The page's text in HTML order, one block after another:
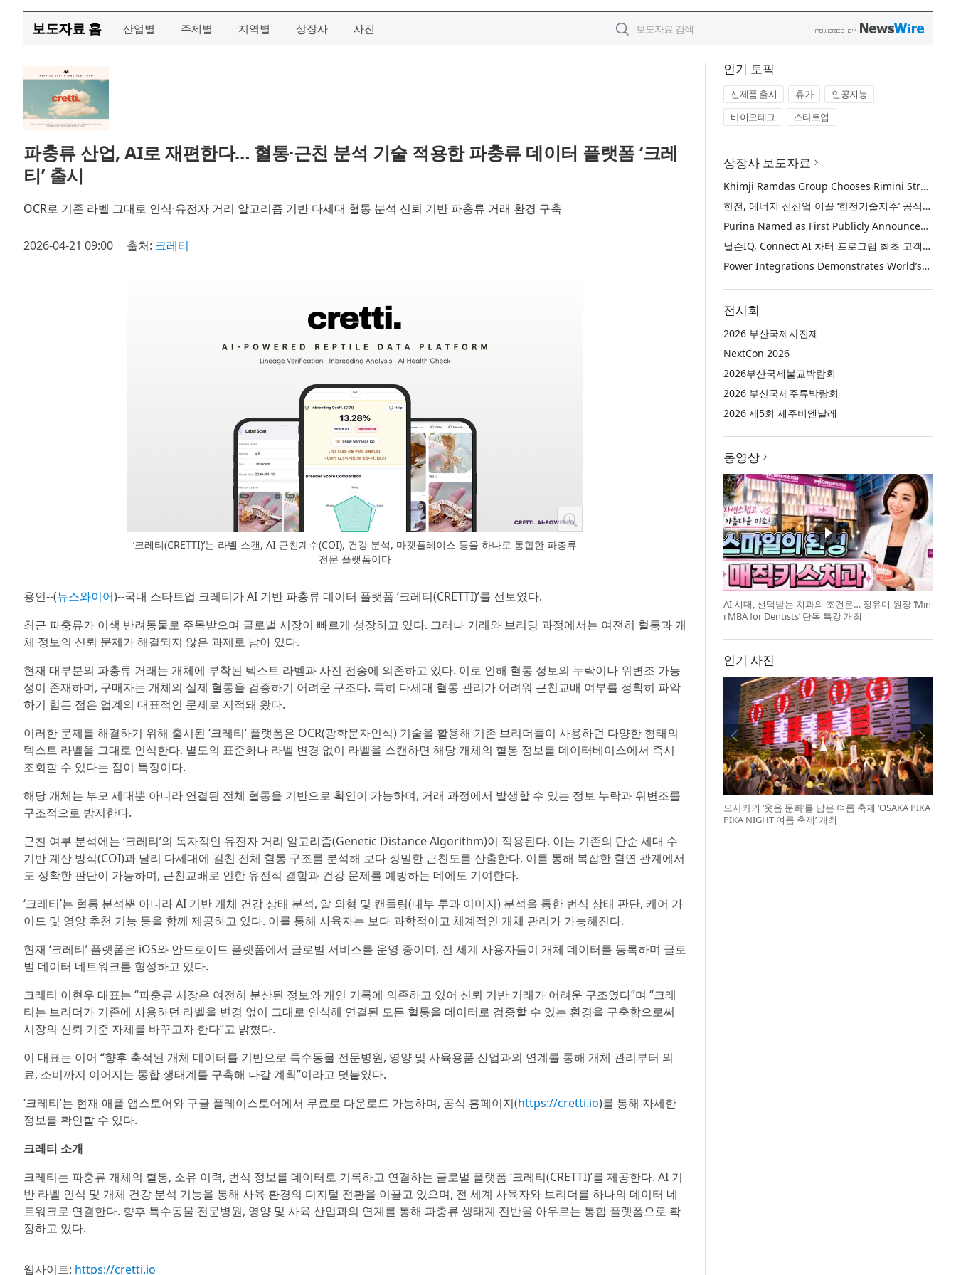
보도자료 홈 산업별 주제별 지역별 상장사 사진
파충류 산업, AI로 재편한다… 혈통·근친 분석 기술 적용한 파충류 데이터 플랫폼 ‘크레
티’ 출시
OCR로 기존 라벨 그대로 인식·유전자 거리 알고리즘 기반 다세대 혈통 분석 신뢰 기반 파충류 거래 환경 구축
2026-04-21 09:00 출처: 크레티
‘크레티(CRETTI)’는 라벨 스캔, AI 근친계수(COI), 건강 분석, 마켓플레이스 등을 하나로 통합한 파충류
전문 플랫폼이다
용인--(뉴스와이어)--국내 스타트업 크레티가 AI 기반 파충류 데이터 플랫폼 ‘크레티(CRETTI)’를 선보였다.
최근 파충류가 이색 반려동물로 주목받으며 글로벌 시장이 빠르게 성장하고 있다. 그러나 거래와 브리딩 과정에서는 여전히 혈통과 개
체 정보의 신뢰 문제가 해결되지 않은 과제로 남아 있다.
현재 대부분의 파충류 거래는 개체에 부착된 텍스트 라벨과 사진 전송에 의존하고 있다. 이로 인해 혈통 정보의 누락이나 위변조 가능
성이 존재하며, 구매자는 개체의 실제 혈통을 검증하기 어려운 구조다. 특히 다세대 혈통 관리가 어려워 근친교배 여부를 정확히 파악
하기 힘든 점은 업계의 대표적인 문제로 지적돼 왔다.
이러한 문제를 해결하기 위해 출시된 ‘크레티’ 플랫폼은 OCR(광학문자인식) 기술을 활용해 기존 브리더들이 사용하던 다양한 형태의
텍스트 라벨을 그대로 인식한다. 별도의 표준화나 라벨 변경 없이 라벨을 스캔하면 해당 개체의 혈통 정보를 데이터베이스에서 즉시
조회할 수 있다는 점이 특징이다.
해당 개체는 부모 세대뿐 아니라 연결된 전체 혈통을 기반으로 확인이 가능하며, 거래 과정에서 발생할 수 있는 정보 누락과 위변조를
구조적으로 방지한다.
근친 여부 분석에는 ‘크레티’의 독자적인 유전자 거리 알고리즘(Genetic Distance Algorithm)이 적용된다. 이는 기존의 단순 세대 수
기반 계산 방식(COI)과 달리 다세대에 걸친 전체 혈통 구조를 분석해 보다 정밀한 근친도를 산출한다. 이를 통해 복잡한 혈연 관계에서
도 정확한 판단이 가능하며, 근친교배로 인한 유전적 결함과 건강 문제를 예방하는 데에도 기여한다.
‘크레티’는 혈통 분석뿐 아니라 AI 기반 개체 건강 상태 분석, 알 외형 및 캔들링(내부 투과 이미지) 분석을 통한 번식 상태 판단, 케어 가
이드 및 영양 추천 기능 등을 함께 제공하고 있다. 이를 통해 사육자는 보다 과학적이고 체계적인 개체 관리가 가능해진다.
현재 ‘크레티’ 플랫폼은 iOS와 안드로이드 플랫폼에서 글로벌 서비스를 운영 중이며, 전 세계 사용자들이 개체 데이터를 등록하며 글로
벌 데이터 네트워크를 형성하고 있다.
크레티 이현우 대표는 “파충류 시장은 여전히 분산된 정보와 개인 기록에 의존하고 있어 신뢰 기반 거래가 어려운 구조였다”며 “크레
티는 브리더가 기존에 사용하던 라벨을 변경 없이 그대로 인식해 연결된 모든 혈통을 데이터로 검증할 수 있는 환경을 구축함으로써
시장의 신뢰 기준 자체를 바꾸고자 한다”고 밝혔다.
이 대표는 이어 “향후 축적된 개체 데이터를 기반으로 특수동물 전문병원, 영양 및 사육용품 산업과의 연계를 통해 개체 관리부터 의
료, 소비까지 이어지는 통합 생태계를 구축해 나갈 계획”이라고 덧붙였다.
‘크레티’는 현재 애플 앱스토어와 구글 플레이스토어에서 무료로 다운로드 가능하며, 공식 홈페이지(https://cretti.io)를 통해 자세한
정보를 확인할 수 있다.
크레티 소개
크레티는 파충류 개체의 혈통, 소유 이력, 번식 정보를 데이터로 기록하고 연결하는 글로벌 플랫폼 ‘크레티(CRETTI)’를 제공한다. AI 기
반 라벨 인식 및 개체 건강 분석 기능을 통해 사육 환경의 디지털 전환을 이끌고 있으며, 전 세계 사육자와 브리더를 하나의 데이터 네
트워크로 연결한다. 향후 특수동물 전문병원, 영양 및 사육 산업과의 연계를 통해 파충류 생태계 전반을 아우르는 통합 플랫폼으로 확
장하고 있다.
웹사이트: https://cretti.io
인기 토픽
신제품 출시 휴가
인공지능
바이오테크
스타트업
상장사 보도자료
Khimji Ramdas Group Chooses Rimini Street to Reduce SAP Support Costs, Protect 700+ Customizations and Reinvest Savings in Innovation
한전, 에너지 신산업 이끌 ‘한전기술지주’ 공식 출범
Purina Named as First Publicly Announced NIQ ConnectAI Charter Client
닐슨IQ, Connect AI 차터 프로그램 최초 고객사 ‘퓨리나’ 선정
Power Integrations Demonstrates World’s First 2200 V GaN Technology for Next-Era High-Voltage Power Systems
전시회
2026 부산국제사진제
NextCon 2026
2026부산국제불교박람회
2026 부산국제주류박람회
2026 제5회 제주비엔날레
동영상
AI 시대, 선택받는 치과의 조건은… 정유미 원장 ‘Min
i MBA for Dentists’ 단독 특강 개최
인기 사진
오사카의 ‘웃음 문화’를 담은 여름 축제 ‘OSAKA PIKA
PIKA NIGHT 여름 축제’ 개최